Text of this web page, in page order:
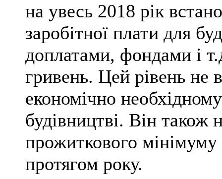
на увесь 2018 рік
заробітної плати для
доплатами, фондами і
гривень. Цей рівень не
економічно
будівництві. Він також
прожиткового мінімуму
протягом року.